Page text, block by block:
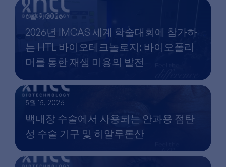
6월 9, 2026
2026년 IMCAS 세계 학술대회에 참가하
는 HTL 바이오테크놀로지: 바이오폴리
머를 통한 재생 미용의 발전
5월 15, 2026
백내장 수술에서 사용되는 안과용 점탄
성 수술 기구 및 히알루론산